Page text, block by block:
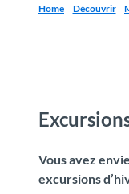
Home Découvrir
Vous avez
excursions